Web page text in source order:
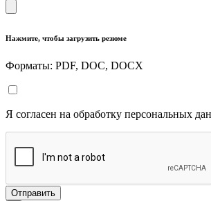
Нажмите, чтобы загрузить резюме
Форматы: PDF, DOC, DOCX
Я согласен на обработку персональных
Отправить